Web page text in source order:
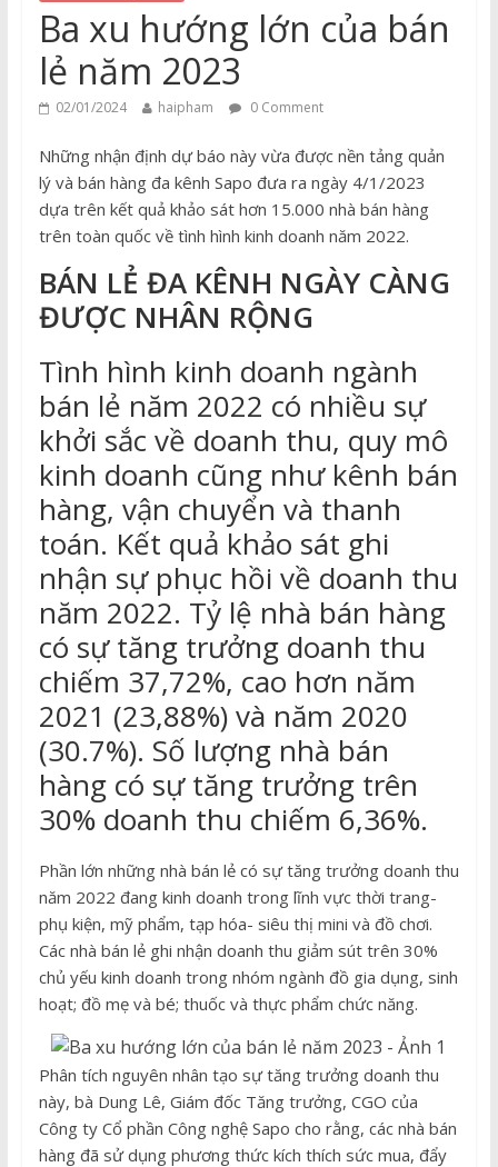
Ba xu hướng lớn của bán
lẻ năm 2023
02/01/2024 haipham 0 Comment
Những nhận định dự báo này vừa được nền tảng quản
lý và bán hàng đa kênh Sapo đưa ra ngày 4/1/2023
dựa trên kết quả khảo sát hơn 15.000 nhà bán hàng
trên toàn quốc về tình hình kinh doanh năm 2022.
BÁN LẺ ĐA KÊNH NGÀY CÀNG
ĐƯỢC NHÂN RỘNG
Tình hình kinh doanh ngành
bán lẻ năm 2022 có nhiều sự
khởi sắc về doanh thu, quy mô
kinh doanh cũng như kênh bán
hàng, vận chuyển và thanh
toán. Kết quả khảo sát ghi
nhận sự phục hồi về doanh thu
năm 2022. Tỷ lệ nhà bán hàng
có sự tăng trưởng doanh thu
chiếm 37,72%, cao hơn năm
2021 (23,88%) và năm 2020
(30.7%). Số lượng nhà bán
hàng có sự tăng trưởng trên
30% doanh thu chiếm 6,36%.
Phần lớn những nhà bán lẻ có sự tăng trưởng doanh thu
năm 2022 đang kinh doanh trong lĩnh vực thời trang-
phụ kiện, mỹ phẩm, tạp hóa- siêu thị mini và đồ chơi.
Các nhà bán lẻ ghi nhận doanh thu giảm sút trên 30%
chủ yếu kinh doanh trong nhóm ngành đồ gia dụng, sinh
hoạt; đồ mẹ và bé; thuốc và thực phẩm chức năng.
Phân tích nguyên nhân tạo sự tăng trưởng doanh thu
này, bà Dung Lê, Giám đốc Tăng trưởng, CGO của
Công ty Cổ phần Công nghệ Sapo cho rằng, các nhà bán
hàng đã sử dụng phương thức kích thích sức mua, đẩy